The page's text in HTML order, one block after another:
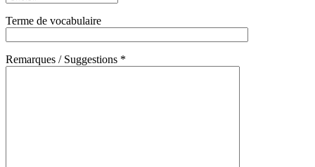
Terme de vocabulaire
Remarques / Suggestions *